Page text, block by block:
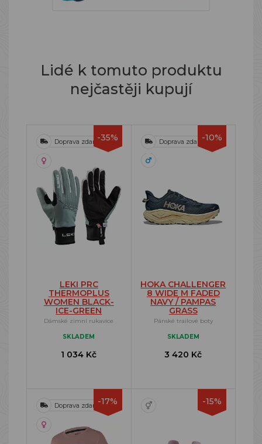
Lidé k tomuto produktu
nejčastěji kupují
-35%
Doprava zdarma
LEKI PRC
THERMOPLUS
WOMEN BLACK-
ICE-GREEN
Dámské zimní rukavice
SKLADEM
1 034 Kč
-10%
Doprava zdarma
HOKA CHALLENGER
8 WIDE M FADED
NAVY / PAMPAS
GRASS
Pánské trailové boty
SKLADEM
3 420 Kč
-17%
Doprava zdarma -15%